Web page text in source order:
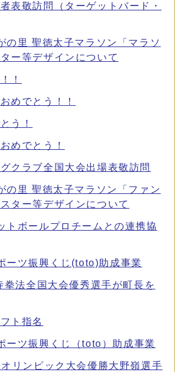
表敬訪問（ターゲットバード・
の里 聖徳太子マラソン「マラソ
ー等デザインについて
！
めでとう！！
う！
めでとう！
クラブ全国大会出場表敬訪問
の里 聖徳太子マラソン「ファン
ター等デザインについて
トボールプロチームとの連携協
ーツ振興くじ(toto)助成事業
拳法全国大会優秀選手が町長を
ト指名
ーツ振興くじ（toto）助成事業
リンピック大会優勝大野嶺選手